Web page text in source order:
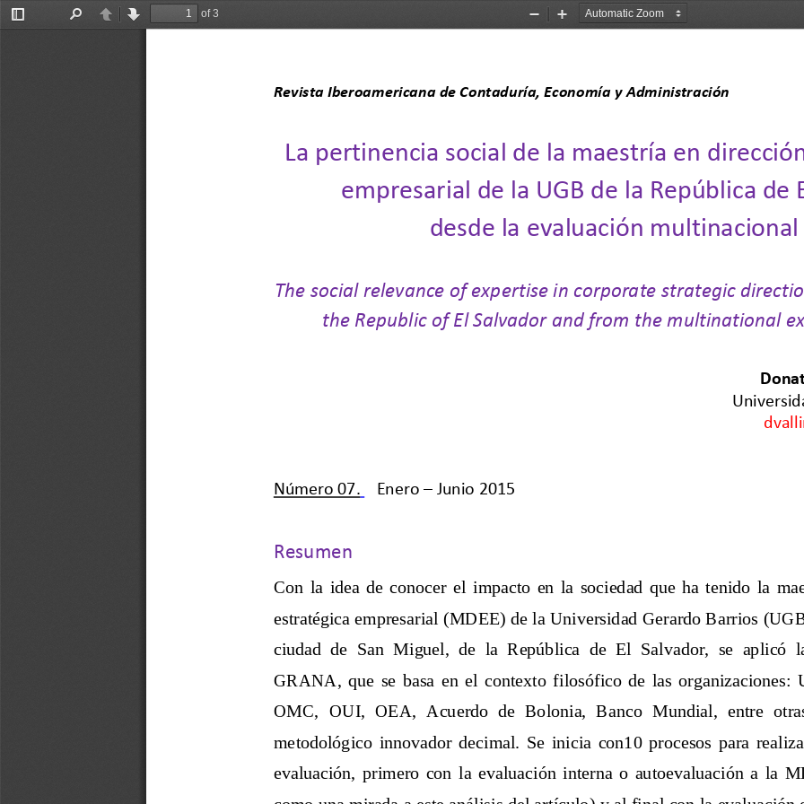
Toggle
PreviousNext
of 3
Zoom
Zoom
Revista Iberoamericana de Contaduría, Economía y Administración
La pertinencia social de la maestría en
empresarial de la UGB de la República de
desde la evaluación
The social relevance of expertise in corporate strategic
the Republic of El Salvador and from the multinational
Número 07. Enero – Junio 2015
Resumen
Con  la  idea  de conocer  el  impacto  en  la  sociedad  que  ha  tenido  la
estratégica empresarial (MDEE) de la Universidad Gerardo Barrios
ciudad  de  San  Miguel,  de  la  República  de  El  Salvador,  se  aplicó
GRANA,  que  se  basa  en  el  contexto  filosófico  de  las  organizaciones:
OMC,  OUI,  OEA,  Acuerdo  de  Bolonia,  Banco  Mundial,  entre
metodológico  innovador  decimal.  Se  inicia  con10  procesos  para
evaluación,  primero con  la  evaluación  interna  o  autoevaluación  a  la